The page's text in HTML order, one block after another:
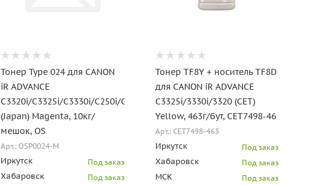
Тонер Type 024 для CANON
iR ADVANCE
C3320i/C3325i/C3330i/C250i/C350i
(Japan) Magenta, 10кг/
мешок, OS
Арт.: OSP0024-M
Иркутск Под заказ
Хабаровск Под заказ
Тонер TF8Y + носитель TF8D
для CANON iR ADVANCE
C3325i/3330i/3320 (CET)
Yellow, 463г/бут, CET7498-46
Арт.: CET7498-463
Иркутск Под заказ
Хабаровск Под заказ
МСК Под заказ